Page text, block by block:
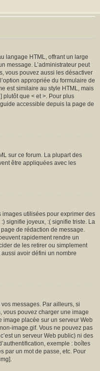
langage HTML, offrant un large
message. L’administrateur peut
vous pouvez aussi les désactiver
appropriée du formulaire de
est similaire au style HTML, mais
plutôt que < et >. Pour plus
accessible depuis la page de
sur ce forum. La plupart des
être appliquées avec les
images utilisées pour exprimer des
signifie joyeux, :( signifie triste. La
de rédaction de message.
rapidement rendre un
de les retirer ou simplement
aussi avoir défini un nombre
messages. Par ailleurs, si
vous pouvez charger une image
image placée sur un serveur Web
image.gif. Vous ne pouvez pas
un serveur Web public) ni des
exemple : boîtes
par un mot de passe, etc. Pour